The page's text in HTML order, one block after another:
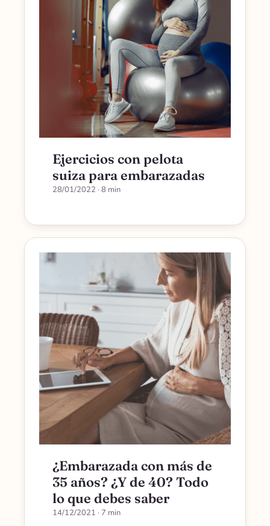
Ejercicios con pelota
suiza para embarazadas
28/01/2022 · 8 min
¿Embarazada con más de
35 años? ¿Y de 40? Todo
lo que debes saber
14/12/2021 · 7 min